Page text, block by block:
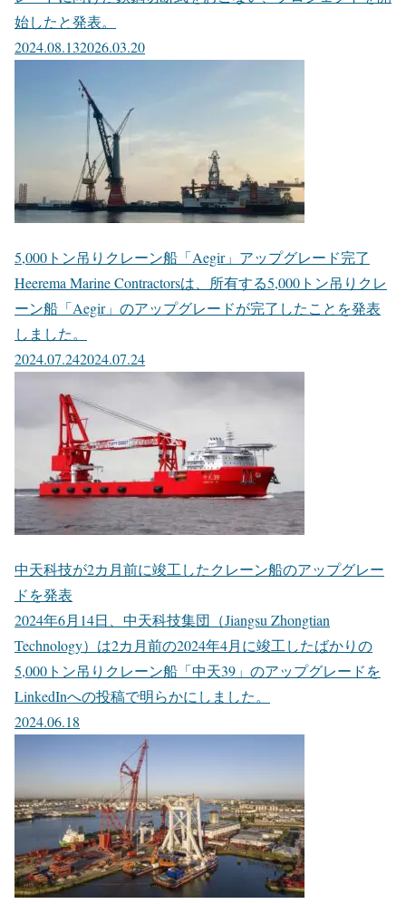
始したと発表。
2024.08.132026.03.20
5,000トン吊りクレーン船「Aegir」アップグレード完了
Heerema Marine Contractorsは、所有する5,000トン吊りクレ
ーン船「Aegir」のアップグレードが完了したことを発表
しました。
2024.07.242024.07.24
中天科技が2カ月前に竣工したクレーン船のアップグレー
ドを発表
2024年6月14日、中天科技集団（Jiangsu Zhongtian
Technology）は2カ月前の2024年4月に竣工したばかりの
5,000トン吊りクレーン船「中天39」のアップグレードを
LinkedInへの投稿で明らかにしました。
2024.06.18